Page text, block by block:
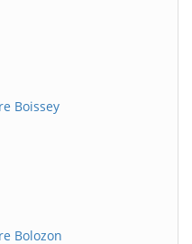
Boissey
Bolozon